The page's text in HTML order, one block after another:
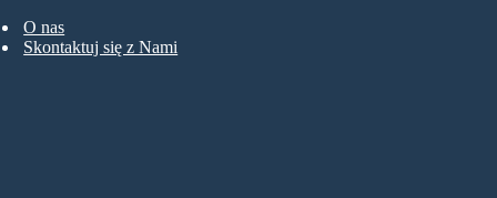
O nas
Skontaktuj się z Nami